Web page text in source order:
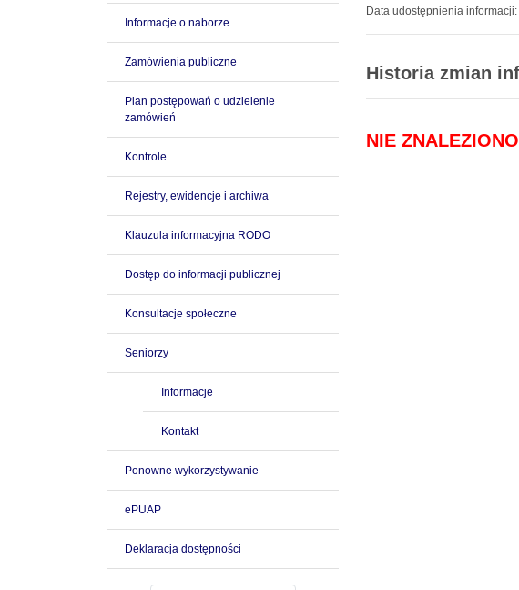
Informacje o naborze
Zamówienia publiczne
Plan postępowań o udzielenie
zamówień
Kontrole
Rejestry, ewidencje i archiwa
Klauzula informacyjna RODO
Dostęp do informacji publicznej
Konsultacje społeczne
Seniorzy
Informacje
Kontakt
Ponowne wykorzystywanie
ePUAP
Deklaracja dostępności
Data udostępnienia informacji:
Historia zmian
NIE